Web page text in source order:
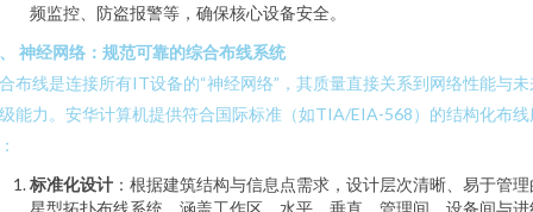
频监控、防盗报警等，确保核心设备安全。
神经网络：规范可靠的综合布线系统
布线是连接所有IT设备的“神经网络”，其质量直接关系到网络性能与未
能力。安华计算机提供符合国际标准（如TIA/EIA-568）的结构化布线
标准化设计 ：根据建筑结构与信息点需求，设计层次清晰、易于管理
星型拓扑布线系统，涵盖工作区、水平、垂直、管理间、设备间与进